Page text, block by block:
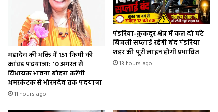
महादेव की भक्ति में 151 किमी की
कांवड़ पदयात्रा: 10 अगस्त से
विधायक भावना बोहरा करेंगी
अमरकंटक से भोरमदेव तक पदयात्रा
11 hours ago
पंडरिया-कुकदूर क्षेत्र में कल दो घंटे
बिजली सप्लाई रहेगी बंद पंडरिया
शहर की पूरी लाइन होगी प्रभावित
13 hours ago